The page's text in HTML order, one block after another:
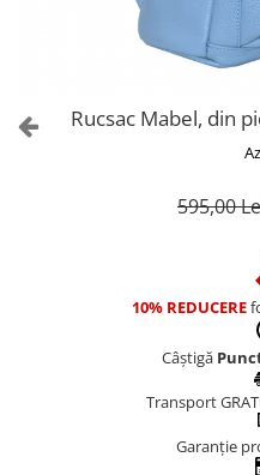
Genți AlbeRucsac Mabel, din
595,00
10% REDUCERE
Câștigă
Transport
Garanție